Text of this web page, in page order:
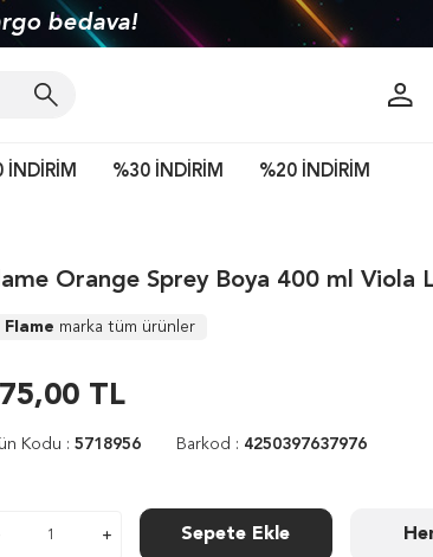
bedava!
İNDİRİM %30 İNDİRİM %20 İNDİRİM
Orange Sprey Boya 400 ml Viola
Flame marka tüm ürünler
TL
Kodu : 5718956 Barkod : 4250397637976
Sepete Ekle